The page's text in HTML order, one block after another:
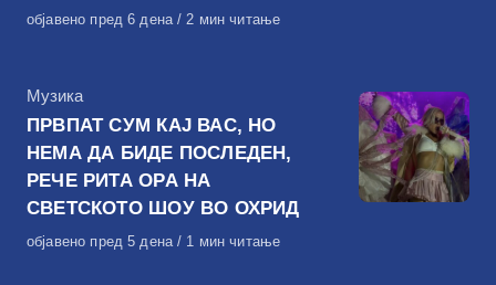
Објавено
објавено пред 6 дена 2 мин читање
КАтегорија
Музика
ПРВПАТ СУМ КАЈ ВАС, НО
НЕМА ДА БИДЕ ПОСЛЕДЕН,
РЕЧЕ РИТА ОРА НА
СВЕТСКОТО ШОУ ВО ОХРИД
Објавено
објавено пред 5 дена 1 мин читање